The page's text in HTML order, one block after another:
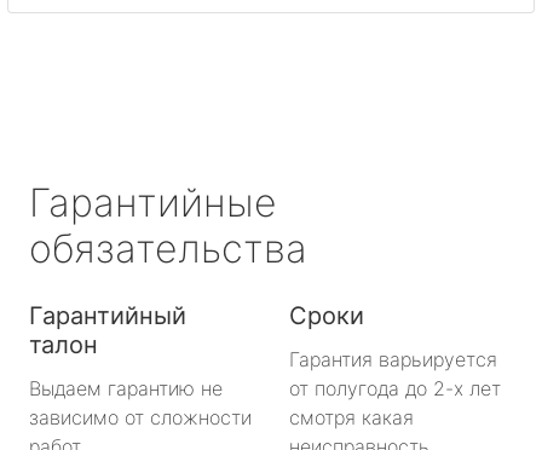
Гарантийные
обязательства
Гарантийный
талон
Выдаем гарантию не
зависимо от сложности
Сроки
Гарантия варьируется
от полугода до 2-х лет
смотря какая